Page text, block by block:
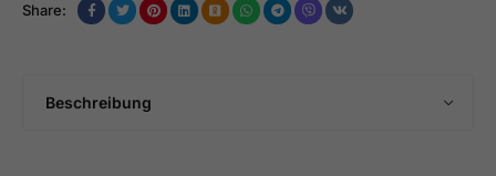
Share:
Beschreibung